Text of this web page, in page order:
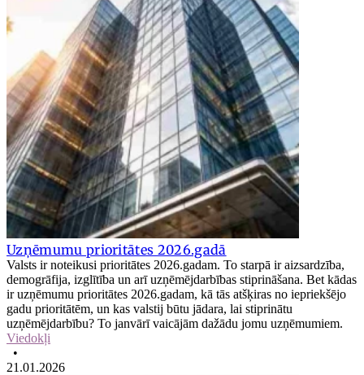
Uzņēmumu prioritātes 2026.gadā
Valsts ir noteikusi prioritātes 2026.gadam. To starpā ir aizsardzība,
demogrāfija, izglītība un arī uzņēmējdarbības stiprināšana. Bet kādas
ir uzņēmumu prioritātes 2026.gadam, kā tās atšķiras no iepriekšējo
gadu prioritātēm, un kas valstij būtu jādara, lai stiprinātu
uzņēmējdarbību? To janvārī vaicājām dažādu jomu uzņēmumiem.
Viedokļi
•
21.01.2026